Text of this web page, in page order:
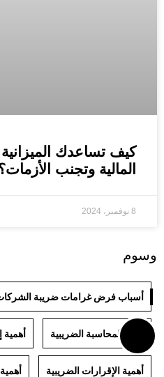
كيف تساعدك
المالية وتجنب
8 نوفمبر، 2024
وسوم
أسباب فرض غرامات ضريبة
أنواع المحاسبة الضريبية أهمية
أهمية الإقرارات الضريبية